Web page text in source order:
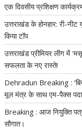
एक दिवसीय प्रशिक्षण
उत्तराखंड के होनहार: री-
किया टॉप
उत्तराखंड प्रीमियर लीग में
सफलता के नए रास्ते!
Dehradun Breaking :
मूल मंत्र के साथ एम-पैक्स
Breaking : आज नियुक्ति पत्र
सौगात।